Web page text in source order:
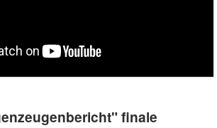
finale